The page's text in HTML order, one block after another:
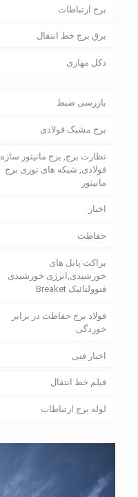
برج ارتباطات
برق برج خط انتقال
دکل مهاری
بازرسی ضبط
برج مشبک فولادی
نظارت برج, برج مانیتور سازه
فولادی, شبکه های توری برج
مانیتور
اخبار
حفاظت
براکت پانل های
خورشیدی,انرژی خورشیدی
فتوولتائیک Breaket
فولاد برج حفاظت در برابر
خوردگی
اخبار فنی
فیلم خط انتقال
لوله برج ارتباطات